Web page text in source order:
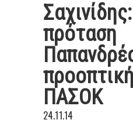
πρόταση
ΠΑΣΟΚ
24.11.14